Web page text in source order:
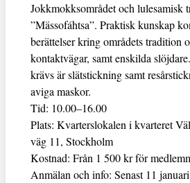
Jokkmokksområdet och lulesamisk
”Mässofáhtsa”. Praktisk kunskap
berättelser kring områdets tradition
kontaktvägar, samt enskilda
krävs är slätstickning samt
aviga maskor.
Tid: 10.00–16.00
Plats: Kvarterslokalen i kvarteret
väg 11, Stockholm
Kostnad: Från 1 500 kr för
Anmälan och info: Senast 11 januari